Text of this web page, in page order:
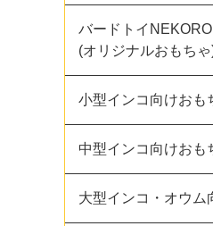
バードトイ
(オリジナルおもち
小型インコ向けおも
中型インコ向けおも
大型インコ・オウム